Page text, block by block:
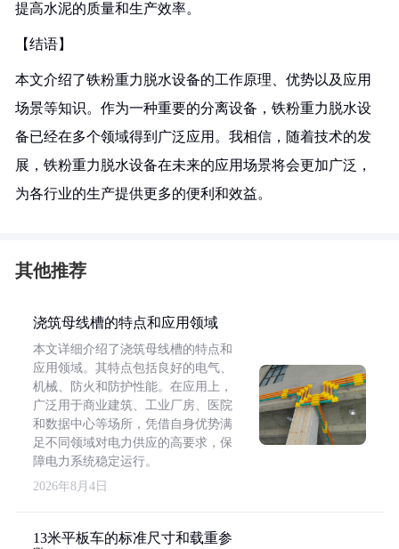
提高水泥的质量和生产效率。
【结语】
本文介绍了铁粉重力脱水设备的工作原理、优势以及应用
场景等知识。作为一种重要的分离设备，铁粉重力脱水设
备已经在多个领域得到广泛应用。我相信，随着技术的发
展，铁粉重力脱水设备在未来的应用场景将会更加广泛，
为各行业的生产提供更多的便利和效益。
其他推荐
浇筑母线槽的特点和应用领域
本文详细介绍了浇筑母线槽的特点和
应用领域。其特点包括良好的电气、
机械、防火和防护性能。在应用上，
广泛用于商业建筑、工业厂房、医院
和数据中心等场所，凭借自身优势满
足不同领域对电力供应的高要求，保
障电力系统稳定运行。
2026年8月4日
13米平板车的标准尺寸和载重参